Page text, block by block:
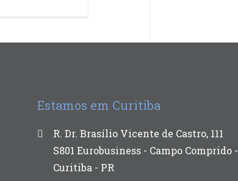
Estamos em Curitiba
R. Dr. Brasílio Vicente de Castro, 111
S801 Eurobusiness - Campo Comprido -
Curitiba - PR